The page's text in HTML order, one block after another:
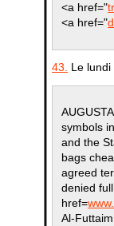
<a href="
<a href="
43. Le
symbols
and the
bags
agreed
denied
href=
Al-